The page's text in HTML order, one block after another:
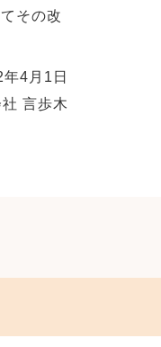
その改
4月1日
言歩木